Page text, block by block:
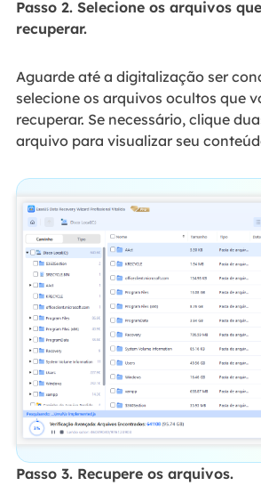
Passo 2. Selecione os arquivos
recuperar.
Aguarde até a digitalização ser
selecione os arquivos ocultos que
recuperar. Se necessário, clique
arquivo para visualizar seu
Passo 3. Recupere os arquivos.